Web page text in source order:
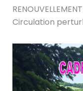
Circulation